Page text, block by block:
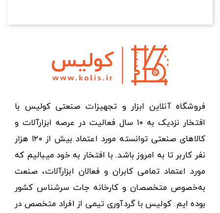
فروشگاه آنلاین ابزار و تجهیزات صنعتی کولیس با
افتخار نزدیک به ۱۰ سال فعالیت در عرصه ابزارآلات و
کالاهای صنعتی توانسته مورد اعتماد بیش از ۱۲۰ هزار
نفر کاربر تا به امروز باشد. با افتخار به خود میبالیم که
مورد اعتماد تمامی کابران و فعالان ابزارآلات، صنعت
به‌خصوص متخصصان و کارخانه جات سرشناس کشور
بوده ایم. کولیس با گردآوری تیمی از افراد متخصص در